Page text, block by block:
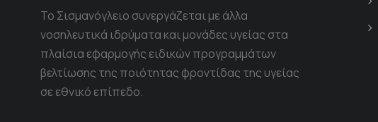
Το Σισμανόγλειο συνεργάζεται με άλλα
νοσηλευτικά ιδρύματα και μονάδες υγείας στα
πλαίσια εφαρμογής ειδικών προγραμμάτων
βελτίωσης της ποιότητας φροντίδας της υγείας
σε εθνικό επίπεδο.